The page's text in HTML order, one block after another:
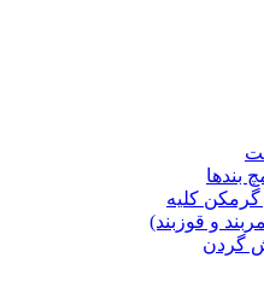
بندها
گرمکن کلیه
و قوزبند)
گردن